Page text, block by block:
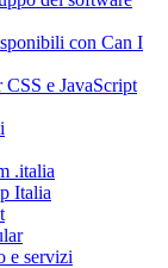
con Can I
CSS e JavaScript
.italia
Italia
e servizi